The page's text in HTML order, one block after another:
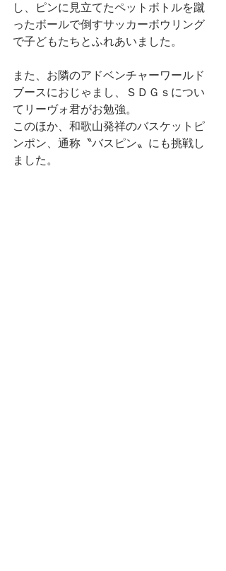
し、ピンに見立てたペットボトルを蹴
ったボールで倒すサッカーボウリング
で子どもたちとふれあいました。
また、お隣のアドベンチャーワールド
ブースにおじゃまし、ＳＤＧｓについ
てリーヴォ君がお勉強。
このほか、和歌山発祥のバスケットピ
ンポン、通称〝バスピン〟にも挑戦し
ました。